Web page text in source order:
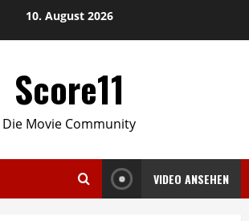
10. August 2026
Score11
Die Movie Community
VIDEO ANSEHEN